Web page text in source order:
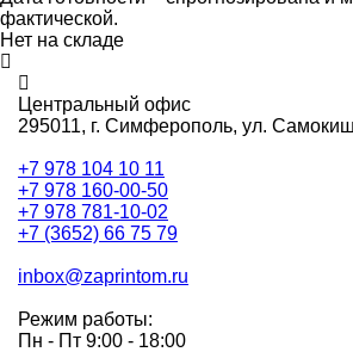
фактической.
Нет на складе
Центральный офис
295011, г. Симферополь, ул.
+7 978 104 10 11
+7 978 160-00-50
+7 978 781-10-02
+7 (3652) 66 75 79
inbox@zaprintom.ru
Режим работы:
Пн - Пт 9:00 - 18:00